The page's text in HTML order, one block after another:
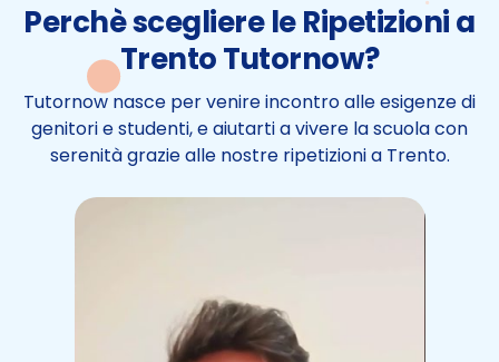
Perchè scegliere le Ripetizioni a
Trento Tutornow?
Tutornow nasce per venire incontro alle esigenze di
genitori e studenti, e aiutarti a vivere la scuola con
serenità grazie alle nostre ripetizioni a Trento.